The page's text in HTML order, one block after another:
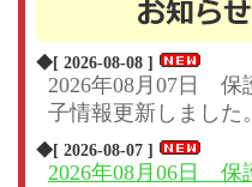
◆[ 2026-08-08 ]
2026年08月07日 保
子情報更新しました。
◆[ 2026-08-07 ]
2026年08月06日 保